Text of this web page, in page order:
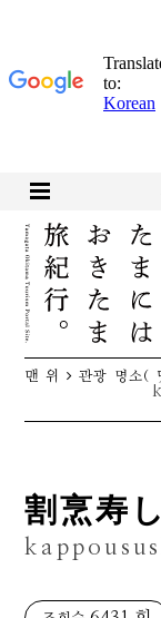
맨 위 관광 명소(
割烹寿